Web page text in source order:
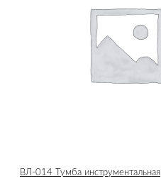
ВЛ-014 Тумба инструментальная